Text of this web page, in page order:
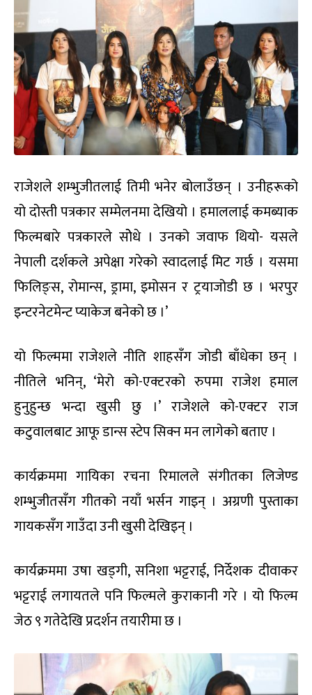
राजेशले शम्भुजीतलाई तिमी भनेर बोलाउँछन् । उनीहरूको
यो दोस्ती पत्रकार सम्मेलनमा देखियो । हमाललाई कमब्याक
फिल्मबारे पत्रकारले सोेधे । उनको जवाफ थियो- यसले
नेपाली दर्शकले अपेक्षा गरेको स्वादलाई मिट गर्छ । यसमा
फिलिङ्स, रोमान्स, ड्रामा, इमोसन र ट्रयाजोडी छ । भरपुर
इन्टरनेटमेन्ट प्याकेज बनेको छ ।’
यो फिल्ममा राजेशले नीति शाहसँग जोडी बाँधेका छन् ।
नीतिले भनिन्, ‘मेरो को-एक्टरको रुपमा राजेश हमाल
हुनुहुन्छ भन्दा खुसी छु ।’ राजेशले को-एक्टर राज
कटुवालबाट आफू डान्स स्टेप सिक्न मन लागेको बताए ।
कार्यक्रममा गायिका रचना रिमालले संगीतका लिजेण्ड
शम्भुजीतसँग गीतको नयाँ भर्सन गाइन् । अग्रणी पुस्ताका
गायकसँग गाउँदा उनी खुसी देखिइन् ।
कार्यक्रममा उषा खड्गी, सनिशा भट्टराई, निर्देशक दीवाकर
भट्टराई लगायतले पनि फिल्मले कुराकानी गरे । यो फिल्म
जेठ ९ गतेदेखि प्रदर्शन तयारीमा छ ।